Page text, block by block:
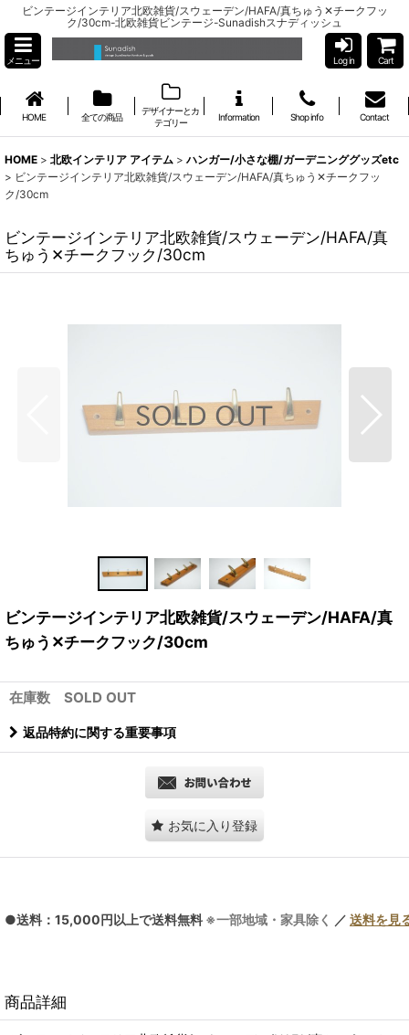
ビンテージインテリア北欧雑貨/スウェーデン/HAFA/真ちゅう✕チークフッ
ク/30cm-北欧雑貨ビンテージ-Sunadishスナディッシュ
メニュー Log in Cart
HOME 全ての商品
デザイナーとカ
テゴリー
Information Shop info Contact
HOME > 北欧インテリア アイテム > ハンガー/小さな棚/ガーデニンググッズetc
> ビンテージインテリア北欧雑貨/スウェーデン/HAFA/真ちゅう✕チークフッ
ク/30cm
ビンテージインテリア北欧雑貨/スウェーデン/HAFA/真
ちゅう✕チークフック/30cm
ビンテージインテリア北欧雑貨/スウェーデン/HAFA/真
ちゅう✕チークフック/30cm
在庫数 SOLD OUT
返品特約に関する重要事項
お気に入り登録
●送料：15,000円以上で送料無料 ※一部地域・家具除く ／ 送料を見
商品詳細